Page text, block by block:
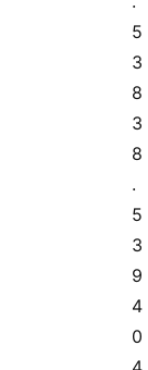
5
3
8
3
8
.
5
3
9
4
0